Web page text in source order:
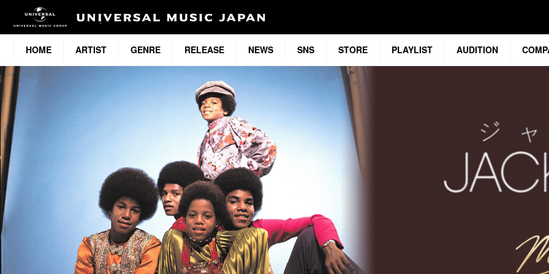
HOME ARTIST GENRE RELEASE NEWS SNS STORE PLAYLIST AUDITION